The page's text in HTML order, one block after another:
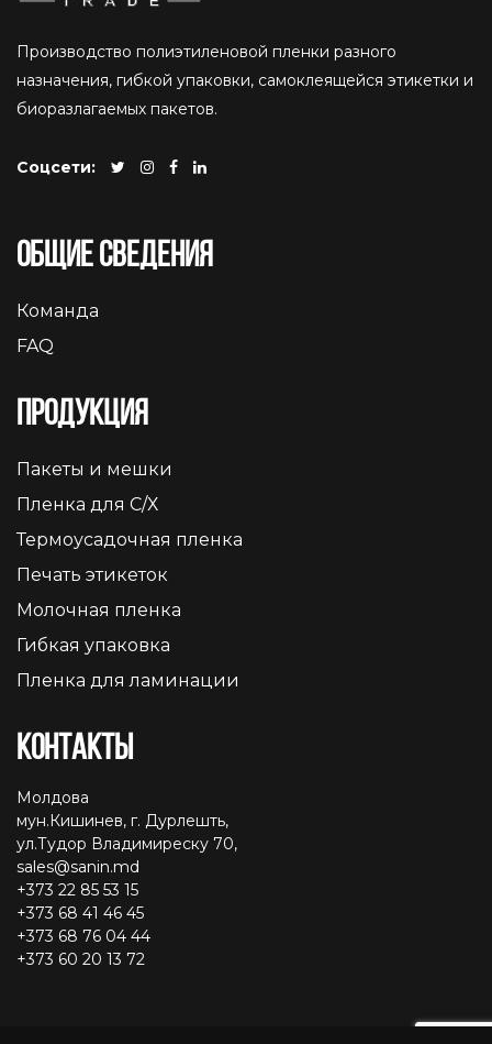
Производство полиэтиленовой пленки разного
назначения, гибкой упаковки, самоклеящейся этикетки и
биоразлагаемых пакетов.
Соцсети:
Общие сведения
Команда
FAQ
Продукция
Пакеты и мешки
Пленка для С/Х
Термоусадочная пленка
Печать этикеток
Молочная пленка
Гибкая упаковка
Пленка для ламинации
Контакты
Молдова
мун.Кишинев, г. Дурлешть,
ул.Тудор Владимиреску 70,
sales@sanin.md
+373 22 85 53 15
+373 68 41 46 45
+373 68 76 04 44
+373 60 20 13 72